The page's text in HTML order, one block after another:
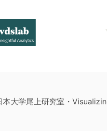
大学尾上研究室・